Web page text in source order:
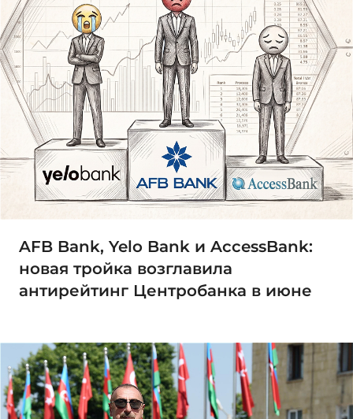
AFB Bank, Yelo Bank и AccessBank:
новая тройка возглавила
антирейтинг Центробанка в июне